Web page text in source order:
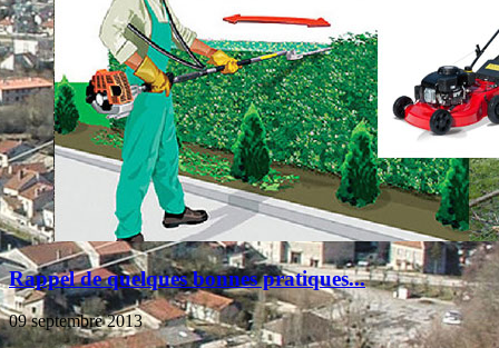
Rappel de quelques bonnes pratiques...
09 septembre 2013